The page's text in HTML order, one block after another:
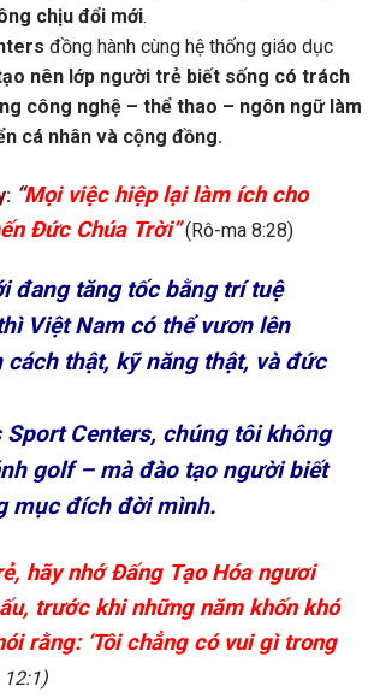
chịu đổi mới.
đồng hành cùng hệ thống giáo dục
nên lớp người trẻ biết sống có trách
công nghệ – thể thao – ngôn ngữ làm
cá nhân và cộng đồng.
“Mọi việc hiệp lại làm ích cho
Đức Chúa Trời”(Rô-ma 8:28)
đang tăng tốc bằng trí tuệ
Việt Nam có thể vươn lên
cách thật, kỹ năng thật, và đức
Sport Centers, chúng tôi không
golf – mà đào tạo người biết
mục đích đời mình.
hãy nhớ Đấng Tạo Hóa ngươi
trước khi những năm khốn khó
rằng: ‘Tôi chẳng có vui gì trong
12:1)